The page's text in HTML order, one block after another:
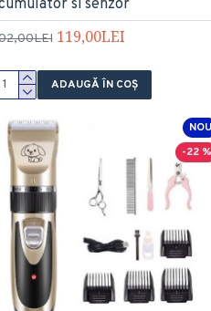
si senzor
119,00LEI
ADAUGĂ ÎN COŞ
NOU
-22 %